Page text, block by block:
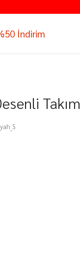
İndirim
Takım